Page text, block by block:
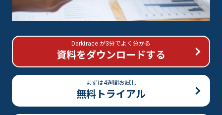
Darktrace が3分でよく分かる
資料をダウンロードする
まずは4週間お試し
無料トライアル